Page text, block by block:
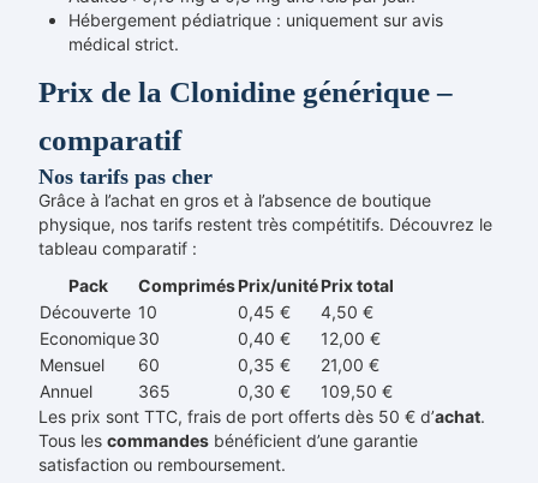
Hébergement pédiatrique : uniquement sur avis
médical strict.
Prix de la Clonidine générique –
comparatif
Nos tarifs pas cher
Grâce à l’achat en gros et à l’absence de boutique
physique, nos tarifs restent très compétitifs. Découvrez le
tableau comparatif :
Pack
ComprimésPrix/unitéPrix total
Découverte 10 0,45 €
4,50 €
Economique30 0,40 €
12,00 €
Mensuel
60 0,35 €
21,00 €
Annuel
365 0,30 €
109,50 €
Les prix sont TTC, frais de port offerts dès 50 € d’achat.
Tous les commandes bénéficient d’une garantie
satisfaction ou remboursement.